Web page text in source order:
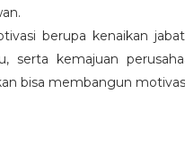
berupa kenaikan
serta kemajuan
bisa membangun